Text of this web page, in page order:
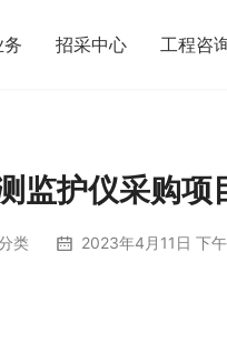
招采中心 工程咨
监护仪采购项
类 2023年4月11日 下